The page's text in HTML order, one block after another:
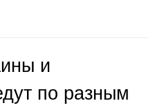
и
по разным